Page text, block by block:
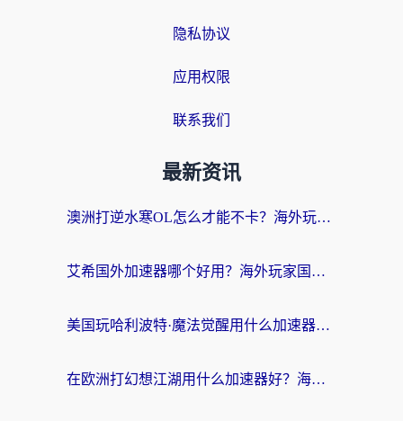
隐私协议
应用权限
联系我们
最新资讯
澳洲打逆水寒OL怎么才能不卡？海外玩家国服游戏加速终极指南（附梦幻模拟战地铁跑酷解决办法）
艾希国外加速器哪个好用？海外玩家国服游戏畅玩终极指南（附欧洲玩鸣潮街头篮球实测）
美国玩哈利波特·魔法觉醒用什么加速器？告别延迟的终极指南（含免费QQ炫舞方案+印尼妄想山海秘籍）
在欧洲打幻想江湖用什么加速器好？海外玩家国服游戏畅玩指南